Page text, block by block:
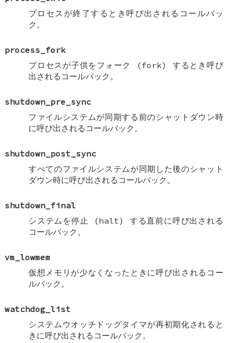
プロセスが終了するとき呼び出されるコールバッ
ク。
process_fork
プロセスが子供をフォーク (fork) するとき呼び
出されるコールバック。
shutdown_pre_sync
ファイルシステムが同期する前のシャットダウン時
に呼び出されるコールバック。
shutdown_post_sync
すべてのファイルシステムが同期した後のシャット
ダウン時に呼び出されるコールバック。
shutdown_final
システムを停止 (halt) する直前に呼び出される
コールバック。
vm_lowmem
仮想メモリが少なくなったときに呼び出されるコー
ルバック。
watchdog_list
システムウオッチドッグタイマが再初期化されると
きに呼び出されるコールバック。